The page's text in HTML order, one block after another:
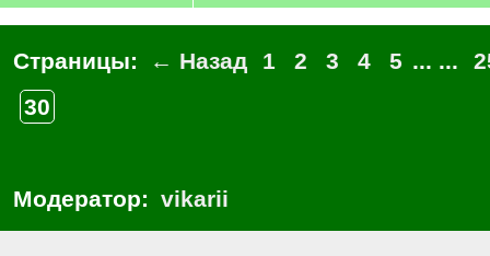
Страницы: ← Назад 1 2 3 4 5 ... ...
30
Модератор: vikarii